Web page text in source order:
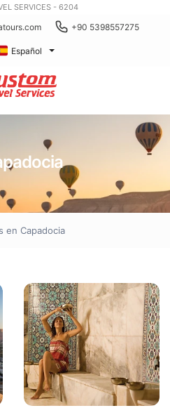
SERVICES - 6204
+90 5398557275
Español
en Capadocia